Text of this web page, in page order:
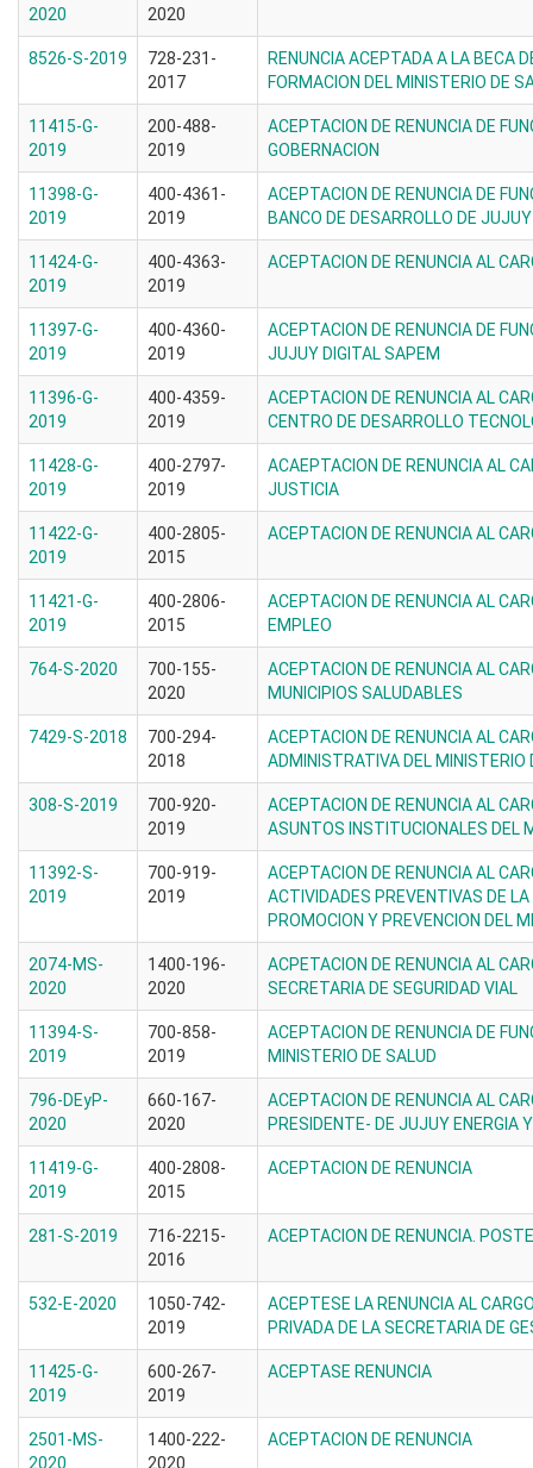
2020 2020
8526-S-2019
728-231-
2017
RENUNCIA ACEPTADA A LA BECA
FORMACION DEL MINISTERIO DE
11415-G-
2019
200-488-
2019
ACEPTACION DE RENUNCIA DE
GOBERNACION
11398-G-
2019
400-4361-
2019
ACEPTACION DE RENUNCIA DE
BANCO DE DESARROLLO DE JUJUY
11424-G-
2019
400-4363-
2019
ACEPTACION DE RENUNCIA AL
11397-G-
2019
400-4360-
2019
ACEPTACION DE RENUNCIA DE
JUJUY DIGITAL SAPEM
11396-G-
2019
400-4359-
2019
ACEPTACION DE RENUNCIA AL
CENTRO DE DESARROLLO
11428-G-
2019
400-2797-
2019
ACAEPTACION DE RENUNCIA AL
JUSTICIA
11422-G-
2019
400-2805-
2015
ACEPTACION DE RENUNCIA AL
11421-G-
2019
400-2806-
2015
ACEPTACION DE RENUNCIA AL
EMPLEO
764-S-2020
700-155-
2020
ACEPTACION DE RENUNCIA AL
MUNICIPIOS SALUDABLES
7429-S-2018
700-294-
2018
ACEPTACION DE RENUNCIA AL
ADMINISTRATIVA DEL MINISTERIO
308-S-2019
700-920-
2019
ACEPTACION DE RENUNCIA AL
ASUNTOS INSTITUCIONALES DEL
11392-S-
2019
700-919-
2019
ACEPTACION DE RENUNCIA AL
ACTIVIDADES PREVENTIVAS DE
PROMOCION Y PREVENCION DEL
2074-MS-
2020
1400-196-
2020
ACPETACION DE RENUNCIA AL
SECRETARIA DE SEGURIDAD VIAL
11394-S-
2019
700-858-
2019
ACEPTACION DE RENUNCIA DE
MINISTERIO DE SALUD
796-DEyP-
2020
660-167-
2020
ACEPTACION DE RENUNCIA AL
PRESIDENTE- DE JUJUY ENERGIA
11419-G-
2019
400-2808-
2015
ACEPTACION DE RENUNCIA
281-S-2019
716-2215-
2016
ACEPTACION DE RENUNCIA.
532-E-2020
1050-742-
2019
ACEPTESE LA RENUNCIA AL
PRIVADA DE LA SECRETARIA DE
11425-G-
2019
600-267-
2019
ACEPTASE RENUNCIA
2501-MS-
2020
1400-222-
2020
ACEPTACION DE RENUNCIA